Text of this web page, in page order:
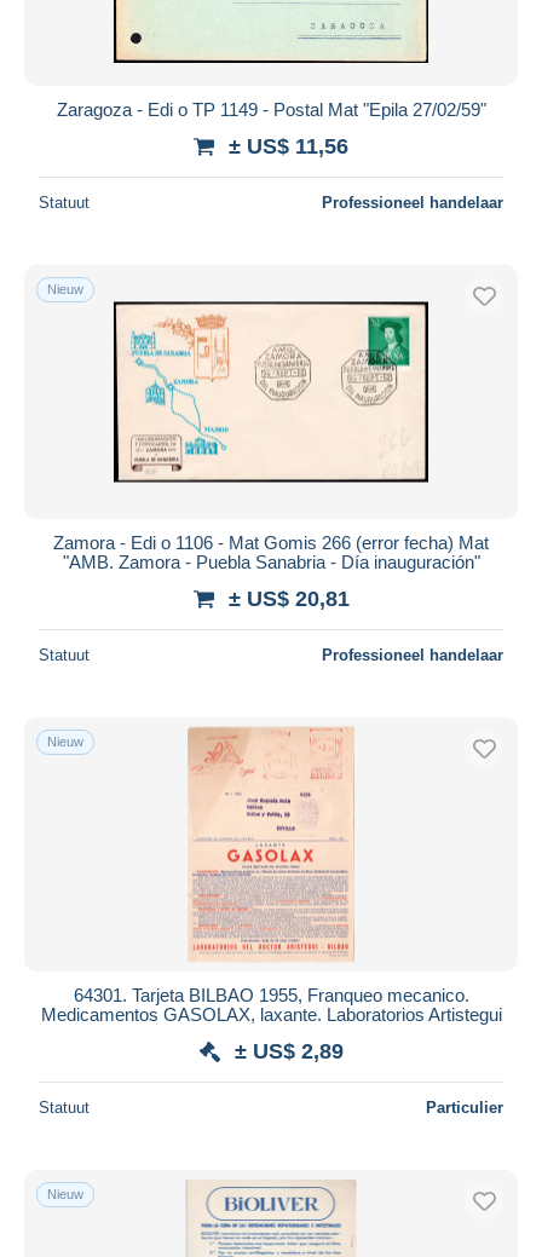
Zaragoza - Edi o TP 1149 - Postal Mat "Epila 27/02/59"
± US$ 11,56
Statuut Professioneel handelaar
Nieuw
Zamora - Edi o 1106 - Mat Gomis 266 (error fecha) Mat
"AMB. Zamora - Puebla Sanabria - Día inauguración"
± US$ 20,81
Statuut Professioneel handelaar
Nieuw
64301. Tarjeta BILBAO 1955, Franqueo mecanico.
Medicamentos GASOLAX, laxante. Laboratorios Artistegui
± US$ 2,89
Statuut Particulier
Nieuw